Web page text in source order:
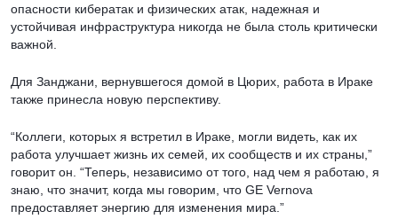
опасности кибератак и физических атак, надежная и
устойчивая инфраструктура никогда не была столь критически
важной.
Для Занджани, вернувшегося домой в Цюрих, работа в Ираке
также принесла новую перспективу.
“Коллеги, которых я встретил в Ираке, могли видеть, как их
работа улучшает жизнь их семей, их сообществ и их страны,”
говорит он. “Теперь, независимо от того, над чем я работаю, я
знаю, что значит, когда мы говорим, что GE Vernova
предоставляет энергию для изменения мира.”